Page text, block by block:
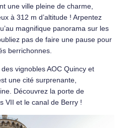
une ville pleine de charme,
à 312 m d’altitude ! Arpentez
magnifique panorama sur les
pas de faire une pause pour
berrichonnes.
vignobles AOC Quincy et
une cité surprenante,
Découvrez la porte de
VII et le canal de Berry !